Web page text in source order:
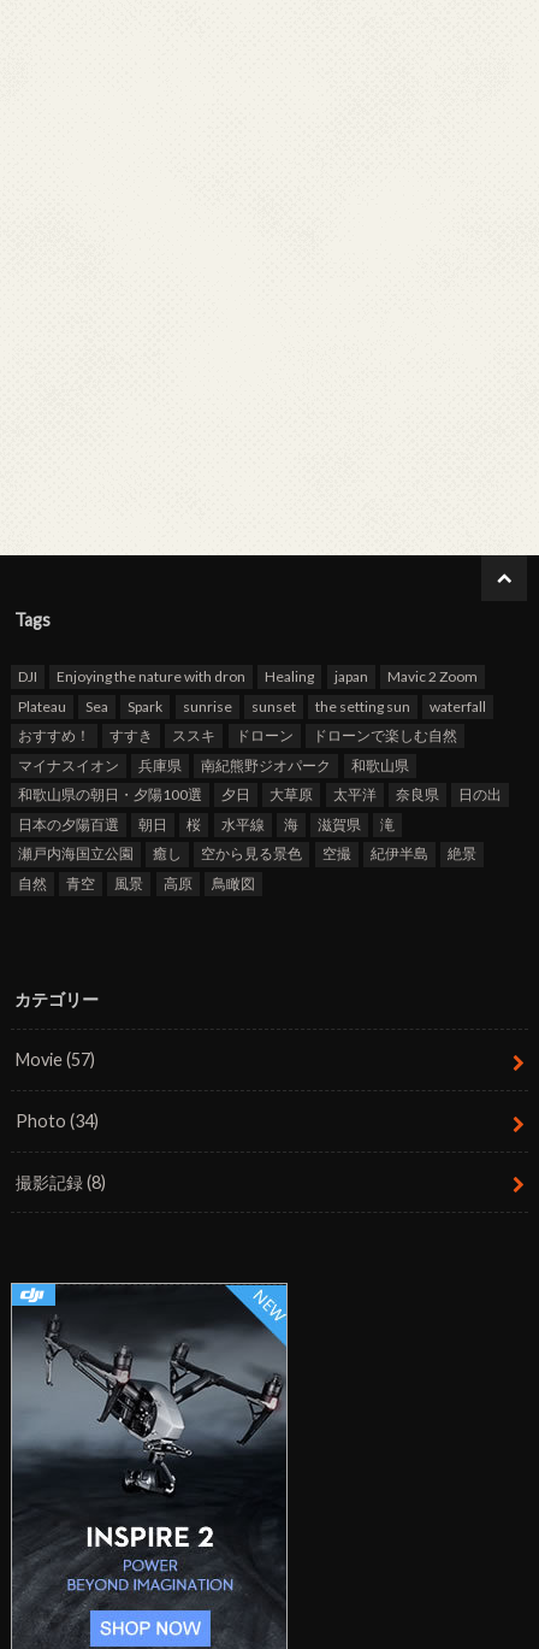
Tags
DJI Enjoying the nature with dron Healing japan
Mavic 2 Zoom
Plateau
Sea Spark sunrise sunset the setting sun
waterfall
おすすめ！
すすき ススキ ドローン
ドローンで楽しむ自然
マイナスイオン
兵庫県 南紀熊野ジオパーク
和歌山県
和歌山県の朝日・夕陽100選
夕日 大草原 太平洋 奈良県
日の出
日本の夕陽百選
朝日 桜 水平線 海 滋賀県
滝
瀬戸内海国立公園
癒し 空から見る景色 空撮 紀伊半島
絶景
自然
青空 風景 高原 鳥瞰図
カテゴリー
Movie(57)
Photo(34)
撮影記録(8)